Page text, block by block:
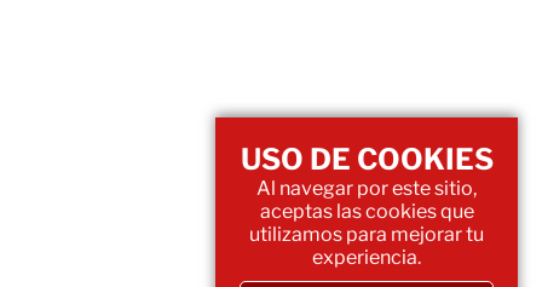
USO DE COOKIES
Al navegar por este sitio,
aceptas las cookies que
utilizamos para mejorar tu
experiencia.